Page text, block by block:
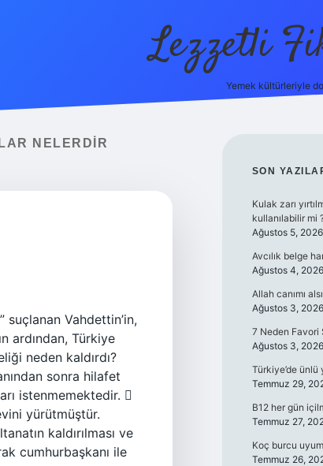
Lezzetli
Yemek kültürleriyle
NELERDIR
suçlanan Vahdettin’in,
ardından, Türkiye
neden kaldırdı?
sonra hilafet
istenmemektedir. 
yürütmüştür.
kaldırılması ve
cumhurbaşkanı ile
SON
Kulak zarı
kullanılabilir mi
Ağustos 5, 2026
Avcılık belge
Ağustos 4, 2026
Allah canımı
Ağustos 3, 2026
7 Neden Favori
Ağustos 3, 2026
Türkiye’de ünlü
Temmuz 29,
B12 her gün
Temmuz 27,
Koç burcu
Temmuz 26,